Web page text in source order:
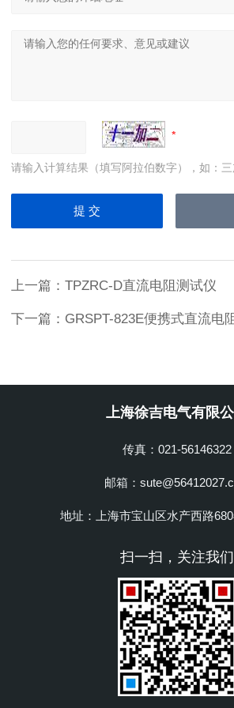
请输入计算结果（填写阿拉伯数字），如：
上一篇： TPZRC-D直流电阻测试仪
下一篇： GRSPT-823E便携式直流电阻测
上海徐吉电气有限公
传真：021-56146322
邮箱：
地址：上海市宝山区水产西路
扫一扫，关注我们